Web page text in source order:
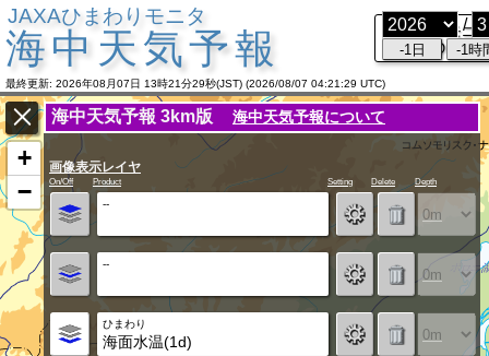
JAXAひまわりモニタ
海中天気予報
最終更新: 2026年08月07日 13時21分29秒(JST) (2026/08/07 04:21:29 UTC)
/
-1日 -1時
ひまわりモニタ
TOP
+
−
海中天気予報 3km版 海中天気予報について
画像表示レイヤ
On/Off Product Setting Delete Depth
--
--
ひまわり
海面水温(1d)